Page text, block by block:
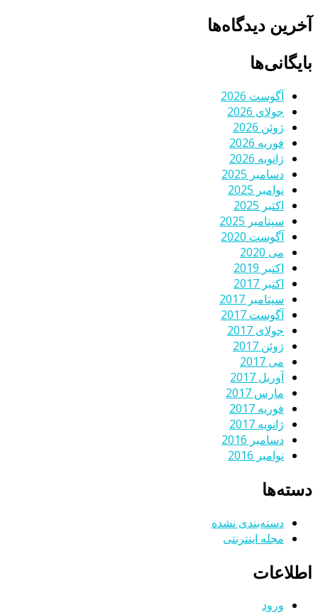
آخرین دیدگاه‌ها
بایگانی‌ها
آگوست 2026
جولای 2026
ژوئن 2026
فوریه 2026
ژانویه 2026
دسامبر 2025
نوامبر 2025
اکتبر 2025
سپتامبر 2025
آگوست 2020
می 2020
اکتبر 2019
اکتبر 2017
سپتامبر 2017
آگوست 2017
جولای 2017
ژوئن 2017
می 2017
آوریل 2017
مارس 2017
فوریه 2017
ژانویه 2017
دسامبر 2016
نوامبر 2016
دسته‌ها
دسته‌بندی نشده
مجله اینترنتی
اطلاعات
ورود